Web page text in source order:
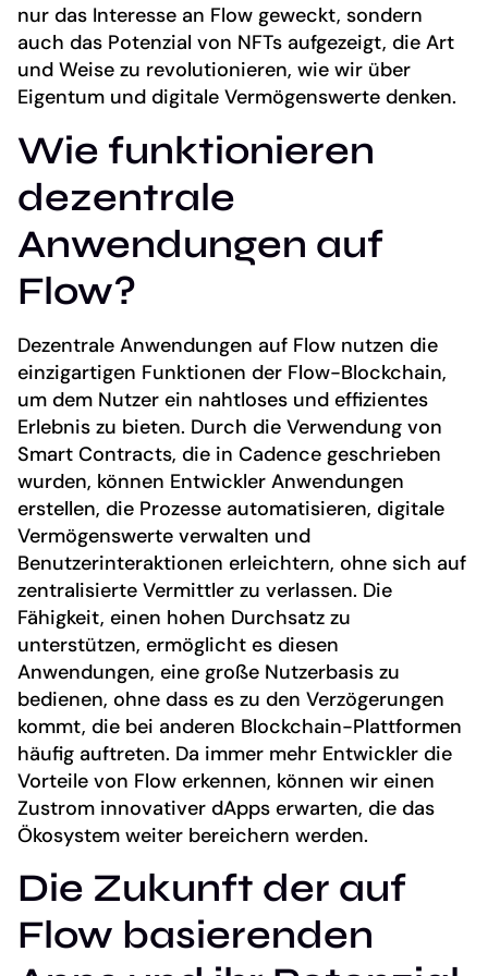
nur das Interesse an Flow geweckt, sondern
auch das Potenzial von NFTs aufgezeigt, die Art
und Weise zu revolutionieren, wie wir über
Eigentum und digitale Vermögenswerte denken.
Wie funktionieren
dezentrale
Anwendungen auf
Flow?
Dezentrale Anwendungen auf Flow nutzen die
einzigartigen Funktionen der Flow-Blockchain,
um dem Nutzer ein nahtloses und effizientes
Erlebnis zu bieten. Durch die Verwendung von
Smart Contracts, die in Cadence geschrieben
wurden, können Entwickler Anwendungen
erstellen, die Prozesse automatisieren, digitale
Vermögenswerte verwalten und
Benutzerinteraktionen erleichtern, ohne sich auf
zentralisierte Vermittler zu verlassen. Die
Fähigkeit, einen hohen Durchsatz zu
unterstützen, ermöglicht es diesen
Anwendungen, eine große Nutzerbasis zu
bedienen, ohne dass es zu den Verzögerungen
kommt, die bei anderen Blockchain-Plattformen
häufig auftreten. Da immer mehr Entwickler die
Vorteile von Flow erkennen, können wir einen
Zustrom innovativer dApps erwarten, die das
Ökosystem weiter bereichern werden.
Die Zukunft der auf
Flow basierenden